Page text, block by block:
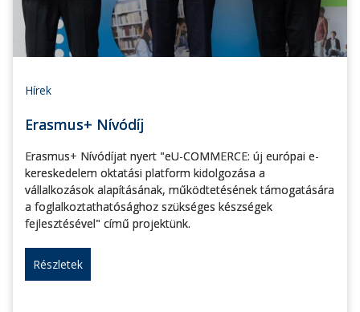
Hírek
Erasmus+ Nívódíj
Erasmus+ Nívódíjat nyert "eU-COMMERCE: új európai e-
kereskedelem oktatási platform kidolgozása a
vállalkozások alapításának, működtetésének támogatására
a foglalkoztathatósághoz szükséges készségek
fejlesztésével" című projektünk.
Részletek